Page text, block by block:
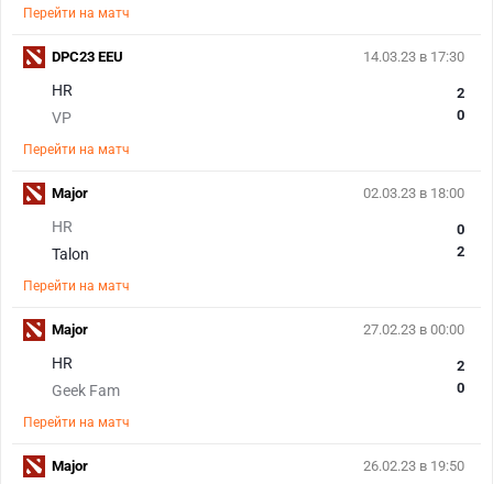
Перейти на матч
14.03.23 в 17:30
HR
VP
2
0
Перейти на матч
DPC23 EEU
02.03.23 в 18:00
HR
Talon
0
2
Перейти на матч
Major
27.02.23 в 00:00
HR
Geek Fam
2
0
Перейти на матч
Major
26.02.23 в 19:50
Major